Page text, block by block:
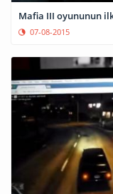
Mafia III oyununun
07-08-2015